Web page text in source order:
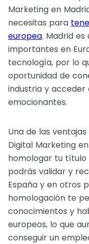
Marketing en
necesitas para
europea. Madrid es
importantes en
tecnología, por lo
oportunidad de
industria y acceder
emocionantes.
Una de las
Digital Marketing
homologar tu título
podrás validar y
España y en otros
homologación te
conocimientos y
europeos, lo que
conseguir un